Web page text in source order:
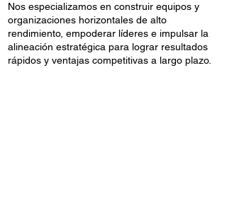
Nos especializamos en construir equipos y
organizaciones horizontales de alto
rendimiento, empoderar líderes e impulsar la
alineación estratégica para lograr resultados
rápidos y ventajas competitivas a largo plazo.